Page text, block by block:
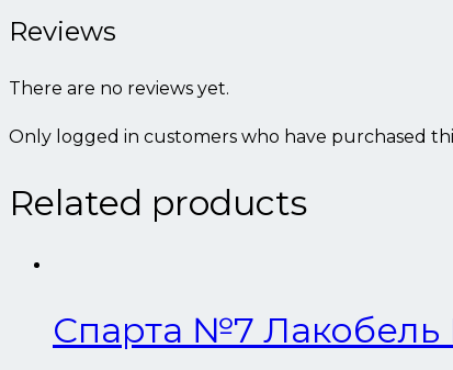
Reviews
There are no reviews yet.
Only logged in customers who have purchased
Related products
Спарта №7 Лакобель